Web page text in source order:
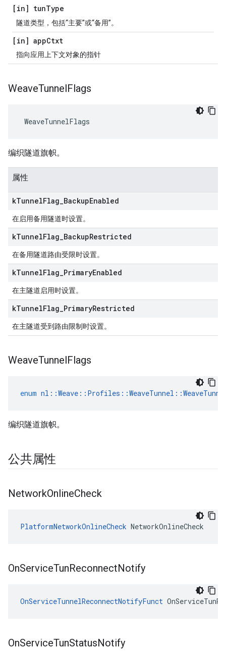
[in] tunType
隧道类型，包括“主要”或“备用”。
[in] appCtxt
指向应用上下文对象的指针
WeaveTunnelFlags
WeaveTunnelFlags
编织隧道旗帜。
属性
kTunnelFlag BackupEnabled
在启用备用隧道时设置。
kTunnelFlag BackupRestricted
在备用隧道路由受限时设置。
kTunnelFlag PrimaryEnabled
在主隧道启用时设置。
kTunnelFlag PrimaryRestricted
在主隧道受到路由限制时设置。
WeaveTunnelFlags
enum nl ::Weave :: Profiles ::WeaveTunnel ::
编织隧道旗帜。
公共属性
NetworkOnlineCheck
PlatformNetworkOnlineCheck NetworkOnlineCheck
OnServiceTunReconnectNotify
OnServiceTunnelReconnectNotifyFunct
OnServiceTunStatusNotify